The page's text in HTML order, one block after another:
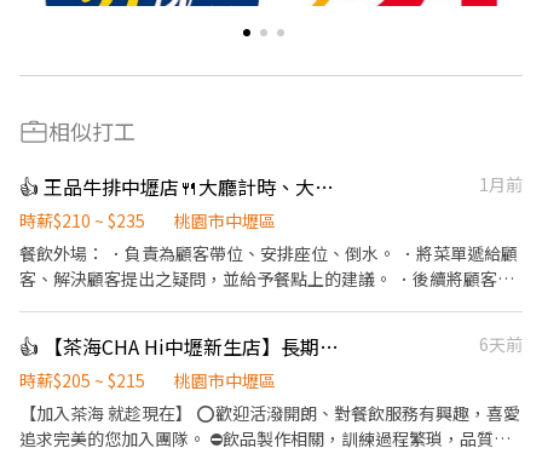
相似打工
👍 王品牛排中壢店🍴大廳計時、大廳見習襄理、假日計時、廚藝助理意者內洽詳談
1月前
時薪$210 ~ $235
桃園市中壢區
餐飲外場： ．負責為顧客帶位、安排座位、倒水。 ．將菜單遞給顧
客、解決顧客提出之疑問，並給予餐點上的建議。 ．後續將顧客點
👍 【茶海CHA Hi中壢新生店】長期早晚班兼職人員(假日班）
6天前
時薪$205 ~ $215
桃園市中壢區
【加入茶海 就趁現在】 ⭕️歡迎活潑開朗、對餐飲服務有興趣，喜愛
追求完美的您加入團隊。 ⛔️飲品製作相關，訓練過程繁瑣，品質控